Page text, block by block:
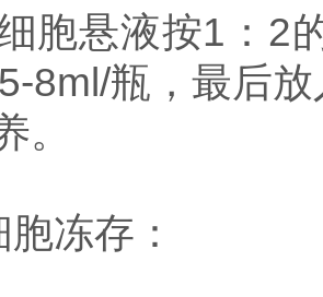
胞悬液按1：2
8ml/瓶，最后
。
冻存：